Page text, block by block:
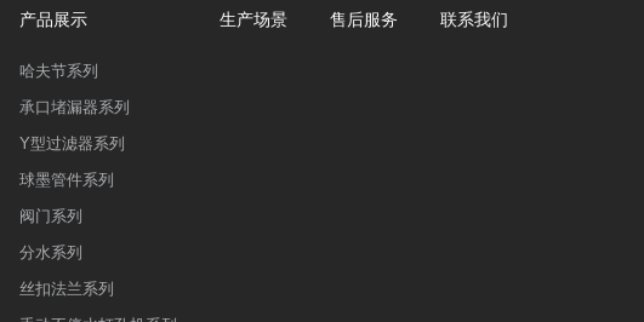
产品展示
哈夫节系列
承口堵漏器系列
Y型过滤器系列
球墨管件系列
阀门系列
分水系列
丝扣法兰系列
生产场景 售后服务 联系我们